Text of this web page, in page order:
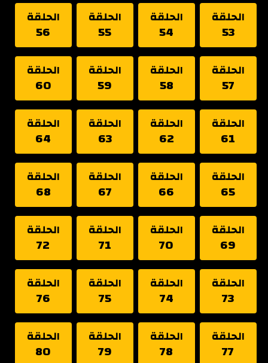
الحلقة
53
الحلقة
54
الحلقة
55
الحلقة
56
الحلقة
57
الحلقة
58
الحلقة
59
الحلقة
60
الحلقة
61
الحلقة
62
الحلقة
63
الحلقة
64
الحلقة
65
الحلقة
66
الحلقة
67
الحلقة
68
الحلقة
69
الحلقة
70
الحلقة
71
الحلقة
72
الحلقة
73
الحلقة
74
الحلقة
75
الحلقة
76
الحلقة
77
الحلقة
78
الحلقة
79
الحلقة
80